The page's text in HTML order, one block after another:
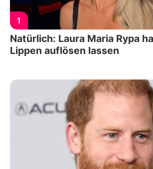
1
Natürlich: Laura Maria Rypa
Lippen auflösen lassen